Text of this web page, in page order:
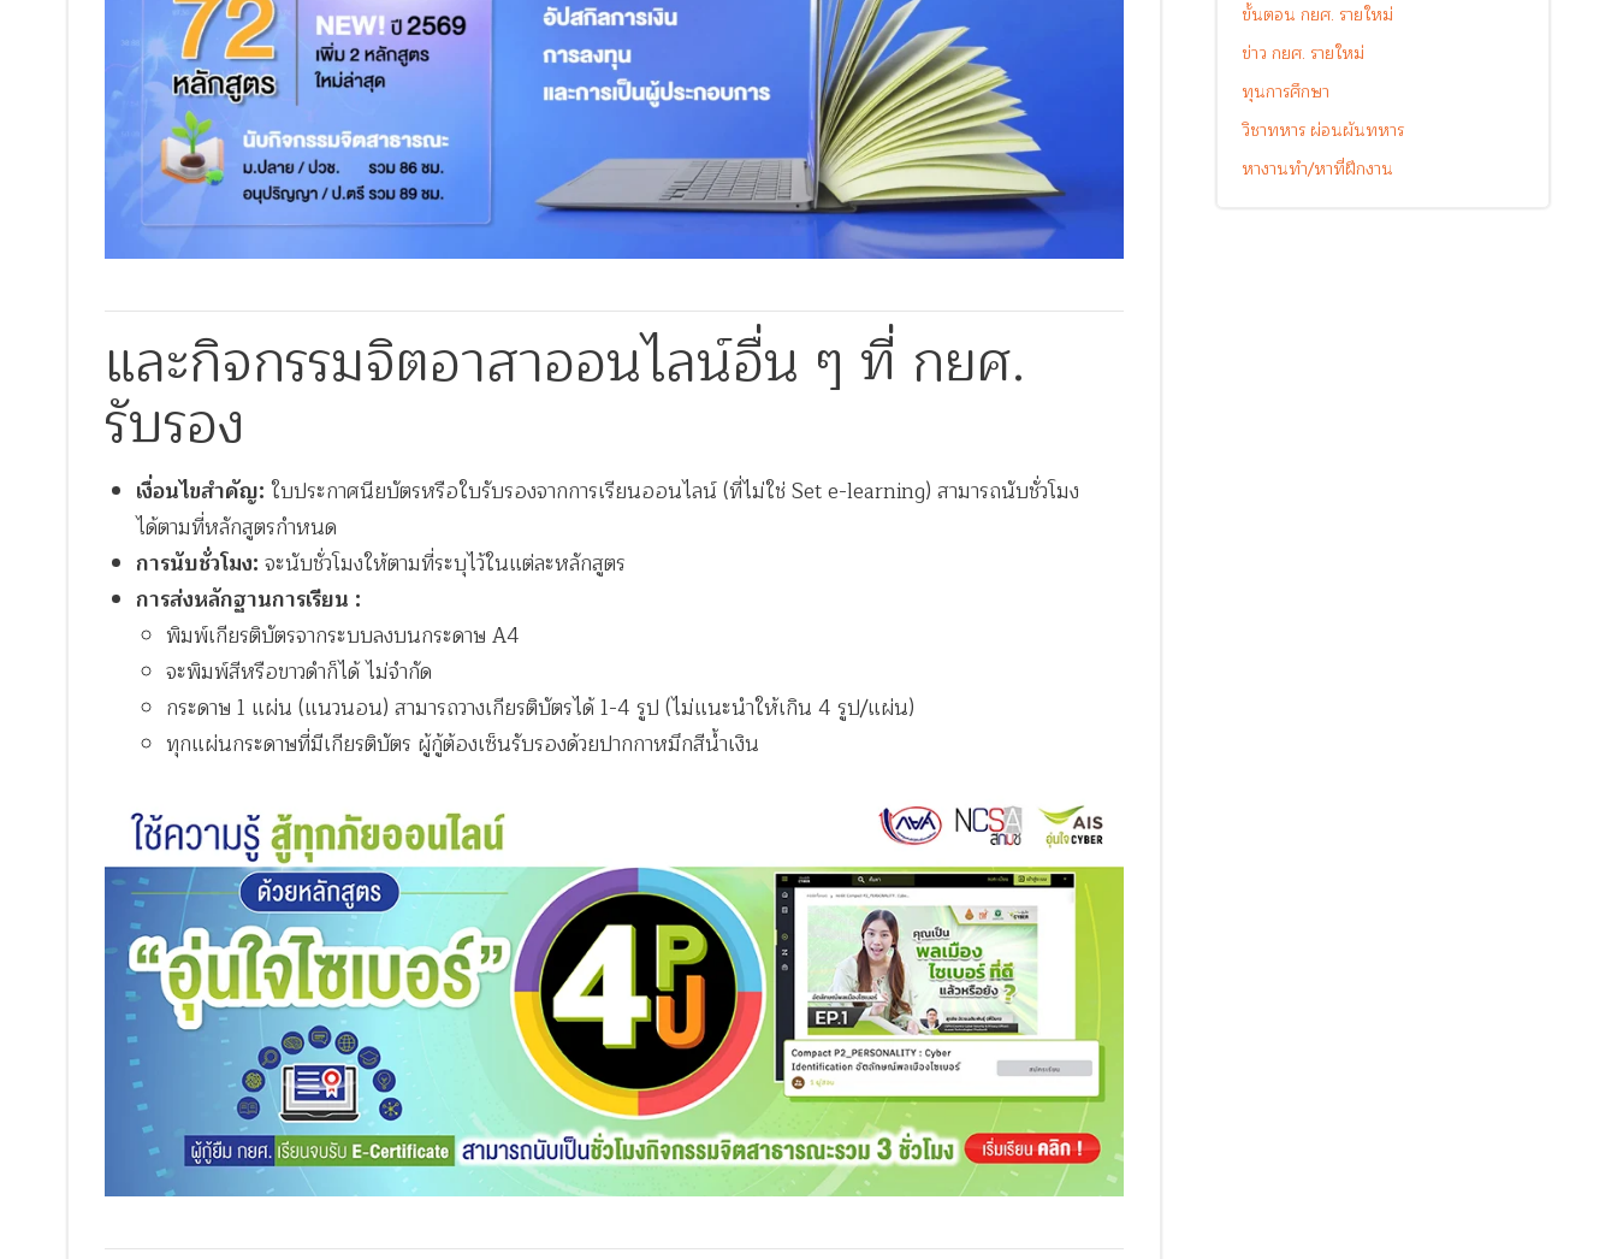
และกิจกรรมจิตอาสาออนไลน์อื่น ๆ ที่ กยศ.
รับรอง
เงื่อนไขสำคัญ: ใบประกาศนียบัตรหรือใบรับรองจากการเรียนออนไลน์ (ที่ไม่ใช่ Set e-learning) สามารถนับชั่วโมง
ได้ตามที่หลักสูตรกำหนด
การนับชั่วโมง: จะนับชั่วโมงให้ตามที่ระบุไว้ในแต่ละหลักสูตร
การส่งหลักฐานการเรียน :
พิมพ์เกียรติบัตรจากระบบลงบนกระดาษ A4
จะพิมพ์สีหรือขาวดำก็ได้ ไม่จำกัด
กระดาษ 1 แผ่น (แนวนอน) สามารถวางเกียรติบัตรได้ 1-4 รูป (ไม่แนะนำให้เกิน 4 รูป/แผ่น)
ทุกแผ่นกระดาษที่มีเกียรติบัตร ผู้กู้ต้องเซ็นรับรองด้วยปากกาหมึกสีน้ำเงิน
ขั้นตอน กยศ. รายใหม่
ข่าว กยศ. รายใหม่
ทุนการศึกษา
วิชาทหาร ผ่อนผันทหาร
หางานทำ/หาที่ฝึกงาน